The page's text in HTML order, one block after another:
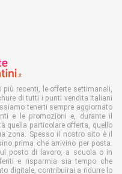
recenti, le offerte settimanali,
di tutti i punti vendita italiani
tenerti sempre aggiornato
e le promozioni e, durante il
quella particolare offerta, quello
zona. Spesso il nostro sito è il
prima che arrivino per posta.
posto di lavoro, a scuola o in
e risparmia sia tempo che
digitale, contribuirai a ridurre lo